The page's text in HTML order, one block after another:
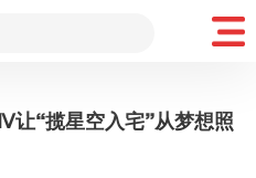
“揽星空入宅”从梦想照